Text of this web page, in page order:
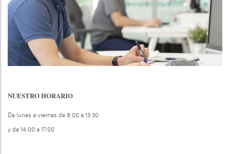
NUESTRO HORARIO
De lunes a viernes de 8:00 a 13:30
y de 14:00 a 17:00